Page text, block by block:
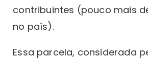
contribuintes (pouco mais
no país).
Essa parcela, considerada